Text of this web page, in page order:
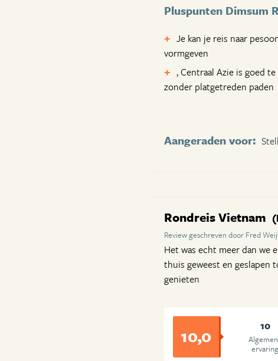
Pluspunten Dimsum
Je kan je reis naar
vormgeven
, Centraal Azie is goed
zonder platgetreden paden
Aangeraden voor:
Rondreis Vietnam
Review geschreven door Fred
Het was echt meer dan we
thuis geweest en geslapen
genieten
10,0 10
ervaring